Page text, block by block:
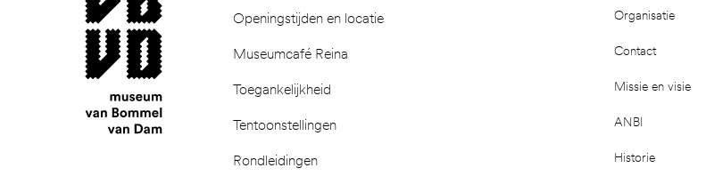
Openingstijden en locatie
Museumcafé Reina
Toegankelijkheid
Tentoonstellingen
Rondleidingen
Organisatie
Contact
Missie en visie
ANBI
Historie